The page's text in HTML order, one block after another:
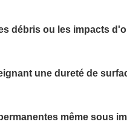
débris ou les impacts
une dureté de
même sous